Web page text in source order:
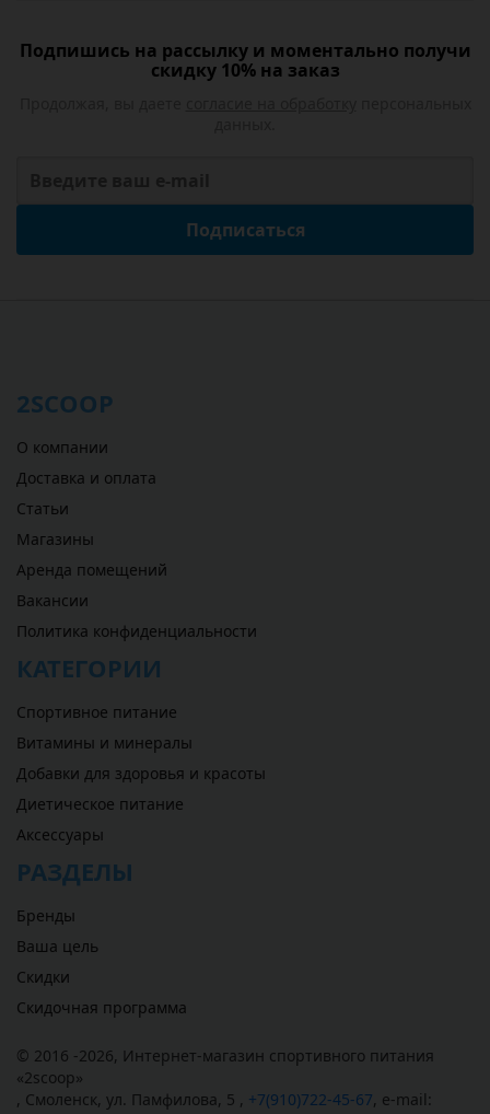
Подпишись на рассылку и моментально получи
скидку 10% на заказ
Подписаться
2SCOOP
О компании
Доставка и оплата
Статьи
Магазины
Аренда помещений
Вакансии
Политика конфиденциальности
КАТЕГОРИИ
Спортивное питание
Витамины и минералы
Добавки для здоровья и красоты
Диетическое питание
Аксессуары
РАЗДЕЛЫ
Бренды
Ваша цель
Скидки
Скидочная программа
© 2016 -2026, Интернет-магазин спортивного питания
«2scoop»
, Смоленск, ул. Памфилова, 5 , +7(910)722-45-67, e-mail: